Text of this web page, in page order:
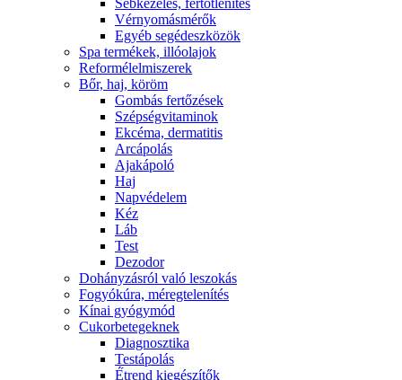
Sebkezelés, fertőtlenítés
Vérnyomásmérők
Egyéb segédeszközök
Spa termékek, illóolajok
Reformélelmiszerek
Bőr, haj, köröm
Gombás fertőzések
Szépségvitaminok
Ekcéma, dermatitis
Arcápolás
Ajakápoló
Haj
Napvédelem
Kéz
Láb
Test
Dezodor
Dohányzásról való leszokás
Fogyókúra, méregtelenítés
Kínai gyógymód
Cukorbetegeknek
Diagnosztika
Testápolás
É́trend kiegészítők